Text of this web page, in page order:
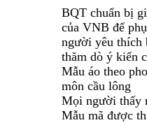
BQT chuẩn bị
của VNB để
người yêu thích
thăm dò ý kiến
Mẫu áo theo
môn cầu lông
Mọi người thấy
Mẫu mã được